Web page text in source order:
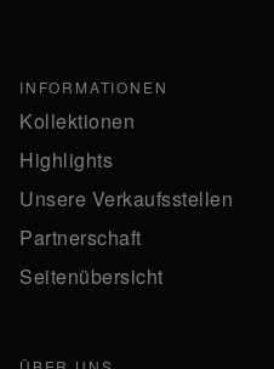
INFORMATIONEN
Kollektionen
Highlights
Unsere Verkaufsstellen
Partnerschaft
Seitenübersicht